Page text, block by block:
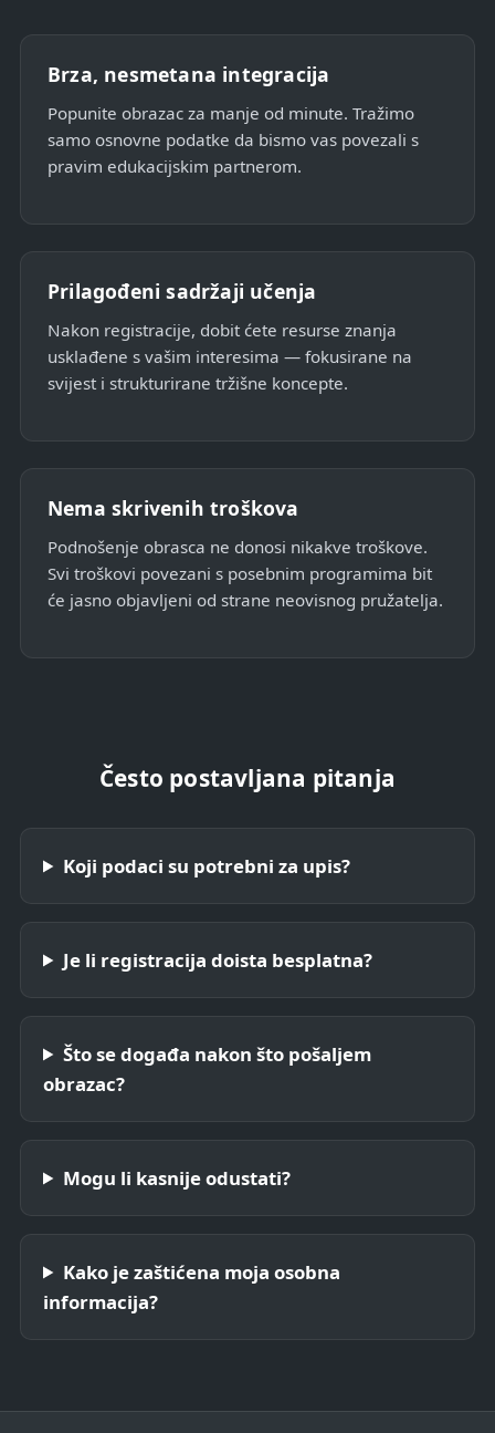
Brza, nesmetana integracija
Popunite obrazac za manje od minute. Tražimo
samo osnovne podatke da bismo vas povezali s
pravim edukacijskim partnerom.
Prilagođeni sadržaji učenja
Nakon registracije, dobit ćete resurse znanja
usklađene s vašim interesima — fokusirane na
svijest i strukturirane tržišne koncepte.
Nema skrivenih troškova
Podnošenje obrasca ne donosi nikakve troškove.
Svi troškovi povezani s posebnim programima bit
će jasno objavljeni od strane neovisnog pružatelja.
Često postavljana pitanja
Koji podaci su potrebni za upis?
Je li registracija doista besplatna?
Što se događa nakon što pošaljem
obrazac?
Mogu li kasnije odustati?
Kako je zaštićena moja osobna
informacija?